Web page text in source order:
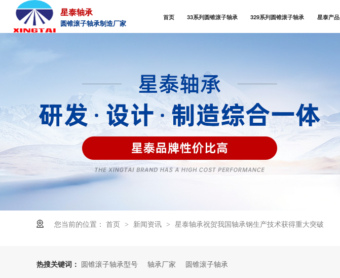
星泰轴承
圆锥滚子轴承制造厂家
首页 33系列圆锥滚子轴承 329系列圆锥滚子轴承 星泰产品
您当前的位置： 首页 > 新闻资讯 > 星泰轴承祝贺我国轴承钢生产技术获得重大突破
热搜关键词： 圆锥滚子轴承型号 轴承厂家 圆锥滚子轴承